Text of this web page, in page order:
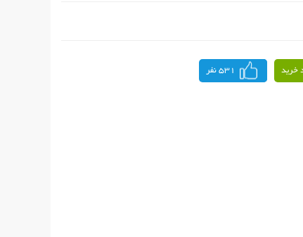
خرید 531 نفر